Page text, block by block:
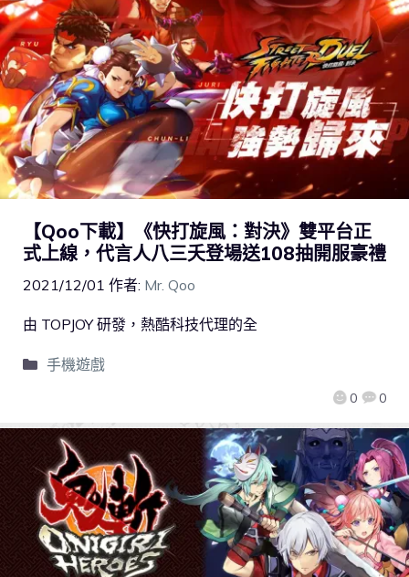
【Qoo下載】《快打旋風：對決》雙平台正
式上線，代言人八三夭登場送108抽開服豪禮
2021/12/01 作者: Mr. Qoo
0 0
由 TOPJOY 研發，熱酷科技代理的全
手機遊戲